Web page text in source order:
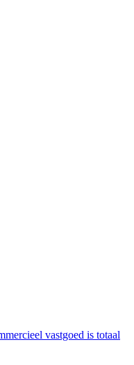
vastgoed is totaal